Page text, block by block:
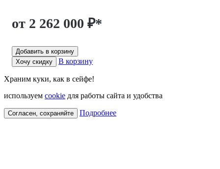
от 2 262 000 ₽*
Добавить в корзину
Хочу скидку
В корзину
Храним куки, как в сейфе!
используем cookie для работы сайта и удобства
Согласен, сохраняйте Подробнее